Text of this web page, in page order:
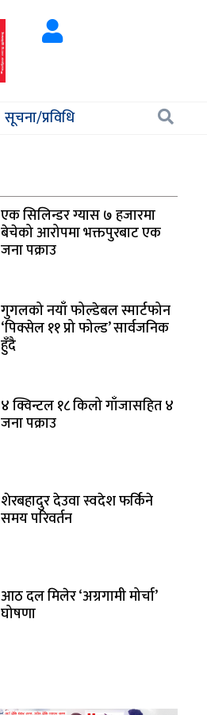
सूचना/प्रविधि
एक सिलिन्डर ग्यास ७ हजारमा
बेचेको आरोपमा भक्तपुरबाट एक
जना पक्राउ
गुगलको नयाँ फोल्डेबल स्मार्टफोन
‘पिक्सेल ११ प्रो फोल्ड’ सार्वजनिक
हुँदै
४ क्विन्टल १८ किलो गाँजासहित ४
जना पक्राउ
शेरबहादुर देउवा स्वदेश फर्किने
समय परिवर्तन
आठ दल मिलेर ‘अग्रगामी मोर्चा’
घोषणा